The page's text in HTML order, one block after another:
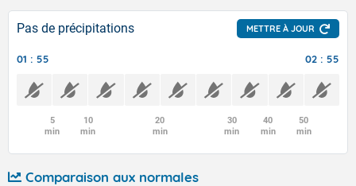
Pas de précipitations METTRE À JOUR
01 : 55 02 : 55
5
min
10
min
20
min
30
min
40
min
50
min
Comparaison aux normales